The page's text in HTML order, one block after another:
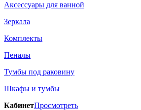
Аксессуары для ванной
Зеркала
Комплекты
Пеналы
Тумбы под раковину
Шкафы и тумбы
КабинетПросмотреть